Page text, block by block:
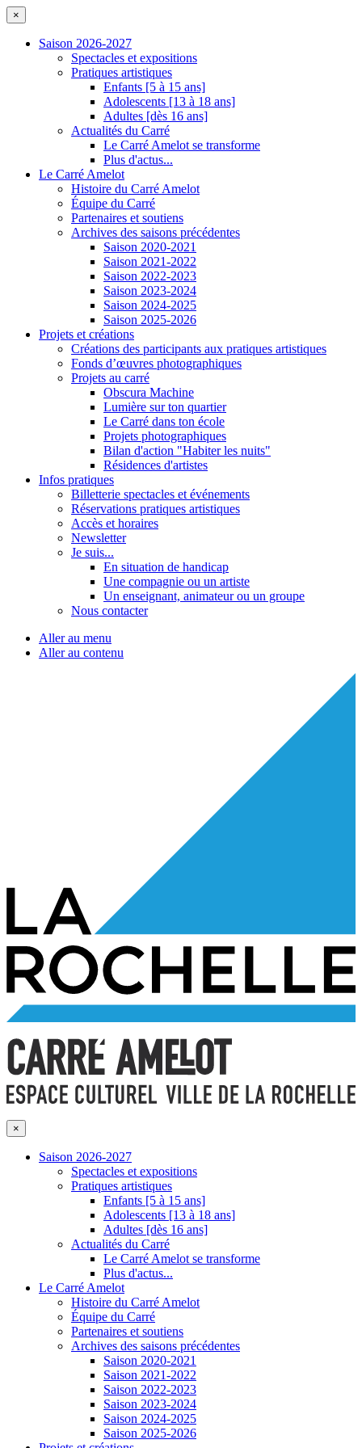
×
Saison 2026-2027
Spectacles et expositions
Pratiques artistiques
Enfants [5 à 15 ans]
Adolescents [13 à 18 ans]
Adultes [dès 16 ans]
Actualités du Carré
Le Carré Amelot se transforme
Plus d'actus...
Le Carré Amelot
Histoire du Carré Amelot
Équipe du Carré
Partenaires et soutiens
Archives des saisons précédentes
Saison 2020-2021
Saison 2021-2022
Saison 2022-2023
Saison 2023-2024
Saison 2024-2025
Saison 2025-2026
Projets et créations
Créations des participants aux pratiques artistiques
Fonds d’œuvres photographiques
Projets au carré
Obscura Machine
Lumière sur ton quartier
Le Carré dans ton école
Projets photographiques
Bilan d'action "Habiter les nuits"
Résidences d'artistes
Infos pratiques
Billetterie spectacles et événements
Réservations pratiques artistiques
Accès et horaires
Newsletter
Je suis...
En situation de handicap
Une compagnie ou un artiste
Un enseignant, animateur ou un groupe
Nous contacter
Aller au menu
Aller au contenu
×
Saison 2026-2027
Spectacles et expositions
Pratiques artistiques
Enfants [5 à 15 ans]
Adolescents [13 à 18 ans]
Adultes [dès 16 ans]
Actualités du Carré
Le Carré Amelot se transforme
Plus d'actus...
Le Carré Amelot
Histoire du Carré Amelot
Équipe du Carré
Partenaires et soutiens
Archives des saisons précédentes
Saison 2020-2021
Saison 2021-2022
Saison 2022-2023
Saison 2023-2024
Saison 2024-2025
Saison 2025-2026